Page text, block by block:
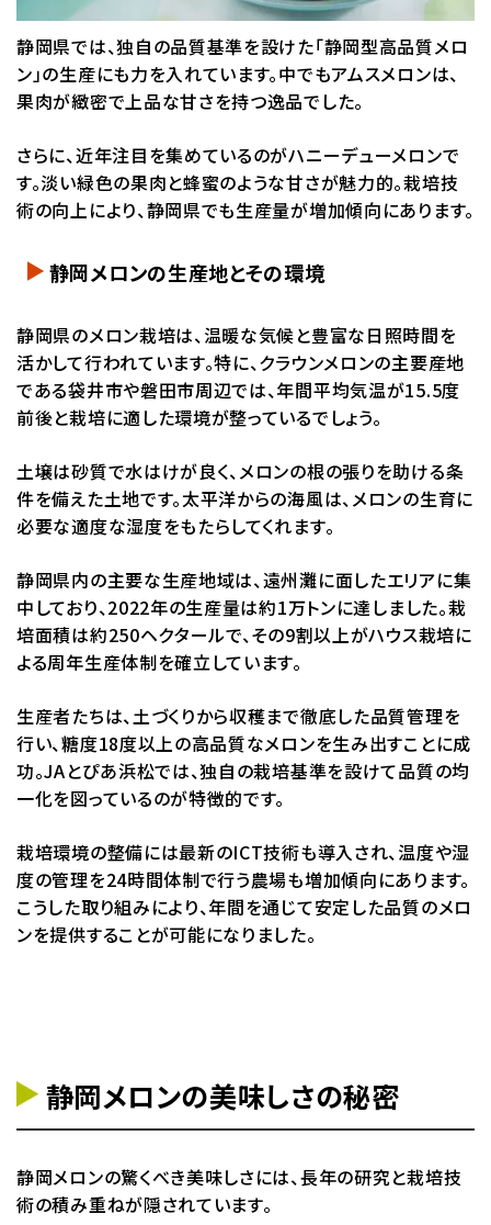
静岡県では、独自の品質基準を設けた「静岡型高品質メロ
ン」の生産にも力を入れています。中でもアムスメロンは、
果肉が緻密で上品な甘さを持つ逸品でした。
さらに、近年注目を集めているのがハニーデューメロンで
す。淡い緑色の果肉と蜂蜜のような甘さが魅力的。栽培技
術の向上により、静岡県でも生産量が増加傾向にあります。
静岡メロンの生産地とその環境
静岡県のメロン栽培は、温暖な気候と豊富な日照時間を
活かして行われています。特に、クラウンメロンの主要産地
である袋井市や磐田市周辺では、年間平均気温が15.5度
前後と栽培に適した環境が整っているでしょう。
土壌は砂質で水はけが良く、メロンの根の張りを助ける条
件を備えた土地です。太平洋からの海風は、メロンの生育に
必要な適度な湿度をもたらしてくれます。
静岡県内の主要な生産地域は、遠州灘に面したエリアに集
中しており、2022年の生産量は約1万トンに達しました。栽
培面積は約250ヘクタールで、その9割以上がハウス栽培に
よる周年生産体制を確立しています。
生産者たちは、土づくりから収穫まで徹底した品質管理を
行い、糖度18度以上の高品質なメロンを生み出すことに成
功。JAとぴあ浜松では、独自の栽培基準を設けて品質の均
一化を図っているのが特徴的です。
栽培環境の整備には最新のICT技術も導入され、温度や湿
度の管理を24時間体制で行う農場も増加傾向にあります。
こうした取り組みにより、年間を通じて安定した品質のメロ
ンを提供することが可能になりました。
静岡メロンの美味しさの秘密
静岡メロンの驚くべき美味しさには、長年の研究と栽培技
術の積み重ねが隠されています。